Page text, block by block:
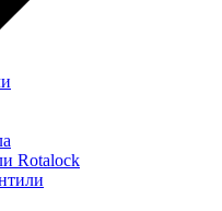
Rotalock